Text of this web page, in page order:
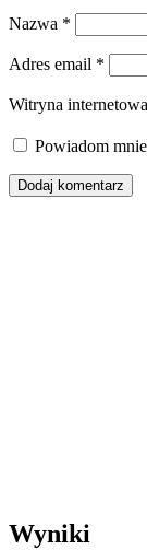
Nazwa *
Adres email *
Witryna internetowa
Powiadom
Wyniki